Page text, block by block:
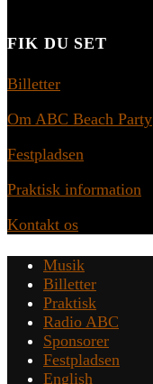
FIK DU SET
Billetter
Om ABC Beach Party
Festpladsen
Praktisk information
Kontakt os
Musik
Billetter
Praktisk
Radio ABC
Sponsorer
Festpladsen
English